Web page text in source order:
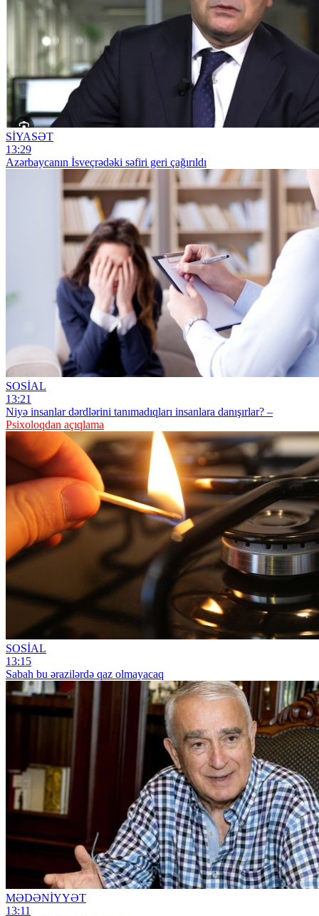
SİYASƏT
13:29
Azərbaycanın İsveçrədəki səfiri geri çağırıldı
SOSİAL
13:21
Niyə insanlar dərdlərini tanımadıqları insanlara danışırlar? –
Psixoloqdan açıqlama
SOSİAL
13:15
Sabah bu ərazilərdə qaz olmayacaq
MƏDƏNİYYƏT
13:11